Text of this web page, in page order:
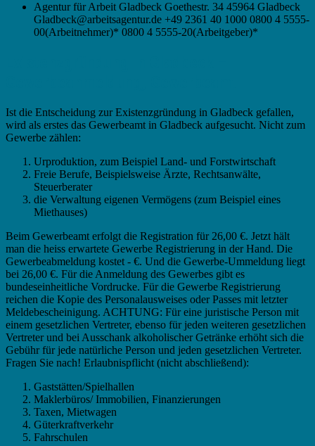
Agentur für Arbeit Gladbeck Goethestr. 34 45964 Gladbeck
Gladbeck@arbeitsagentur.de +49 2361 40 1000 0800 4 5555-
00(Arbeitnehmer)* 0800 4 5555-20(Arbeitgeber)*
Ist die Entscheidung zur Existenzgründung in Gladbeck gefallen,
wird als erstes das Gewerbeamt in Gladbeck aufgesucht. Nicht zum
Gewerbe zählen:
Urproduktion, zum Beispiel Land- und Forstwirtschaft
Freie Berufe, Beispielsweise Ärzte, Rechtsanwälte,
Steuerberater
die Verwaltung eigenen Vermögens (zum Beispiel eines
Miethauses)
Beim Gewerbeamt erfolgt die Registration für 26,00 €. Jetzt hält
man die heiss erwartete Gewerbe Registrierung in der Hand. Die
Gewerbeabmeldung kostet - €. Und die Gewerbe-Ummeldung liegt
bei 26,00 €. Für die Anmeldung des Gewerbes gibt es
bundeseinheitliche Vordrucke. Für die Gewerbe Registrierung
reichen die Kopie des Personalausweises oder Passes mit letzter
Meldebescheinigung. ACHTUNG: Für eine juristische Person mit
einem gesetzlichen Vertreter, ebenso für jeden weiteren gesetzlichen
Vertreter und bei Ausschank alkoholischer Getränke erhöht sich die
Gebühr für jede natürliche Person und jeden gesetzlichen Vertreter.
Fragen Sie nach! Erlaubnispflicht (nicht abschließend):
Gaststätten/Spielhallen
Maklerbüros/ Immobilien, Finanzierungen
Taxen, Mietwagen
Güterkraftverkehr
Fahrschulen